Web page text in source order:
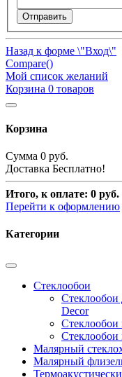
Отправить
Назад к форме \"Вход\"
Compare()
Мой список желаний
Корзина 0 товаров
Корзина
Сумма 0 руб.
Доставка Бесплатно!
Итого, к оплате: 0 руб.
Перейти к оформлению
Категории
Стеклообои
Стеклообои
Decor
Стеклообои
Стеклообои
Малярный
Малярный